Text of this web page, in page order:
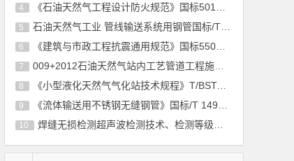
4 《石油天然气工程设计防火规范》国标50183-2004-2015
5 石油天然气工业 管线输送系统用钢管国标/T 9711-2017
6 《建筑与市政工程抗震通用规范》国标55002-2021
7 009+2012石油天然气站内工艺管道工程施工规范国标 50540-2009（2012年版）
8 《小型液化天然气气化站技术规程》T/BSTAUM 001-2017下载
9 《流体输送用不锈钢无缝钢管》国标/T 14976-2012
10 焊缝无损检测超声波检测技术、检测等级和评定国标／T 11345-2013